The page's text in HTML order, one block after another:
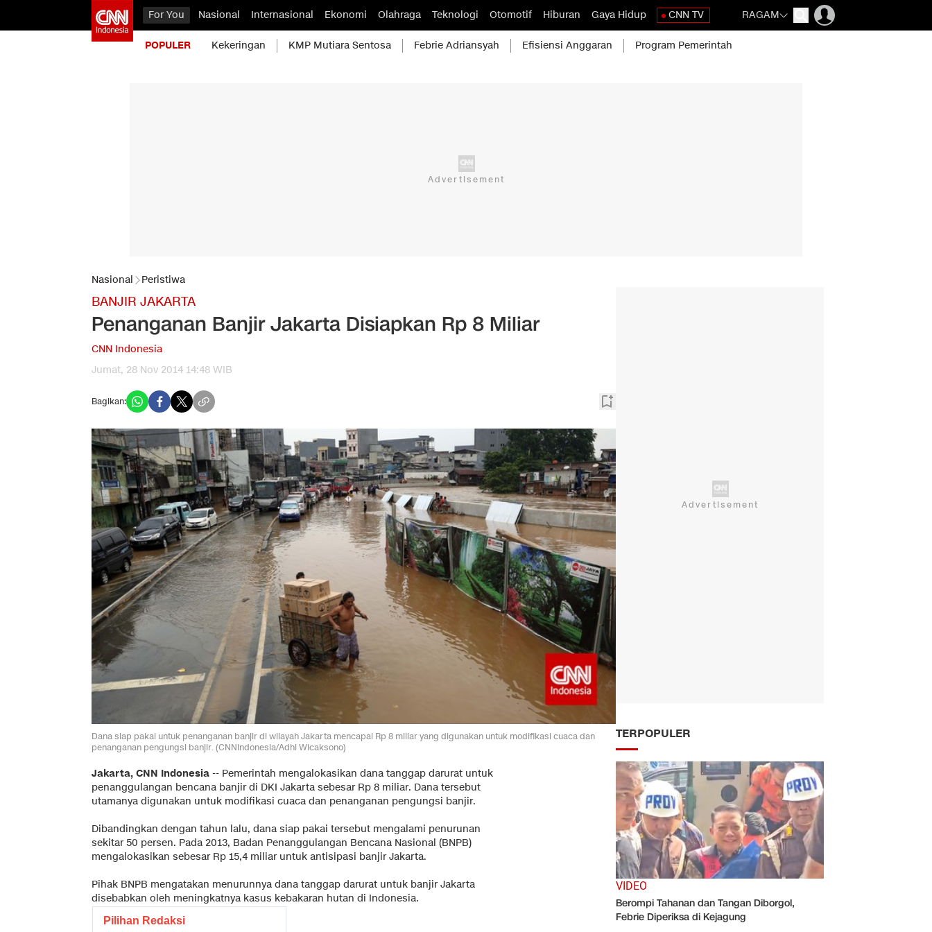
For You Nasional Internasional Ekonomi Olahraga Teknologi Otomotif Hiburan Gaya Hidup CNN TV RAGAM
POPULER Kekeringan KMP Mutiara Sentosa Febrie Adriansyah Efisiensi Anggaran Program Pemerintah
Nasional Peristiwa
BANJIR JAKARTA
Penanganan Banjir Jakarta Disiapkan Rp 8 Miliar
CNN Indonesia
Jumat, 28 Nov 2014 14:48 WIB
Bagikan:
Dana siap pakai untuk penanganan banjir di wilayah Jakarta mencapai Rp 8 miliar yang digunakan untuk modifikasi cuaca dan
penanganan pengungsi banjir. (CNNIndonesia/Adhi Wicaksono)
Jakarta, CNN Indonesia -- Pemerintah mengalokasikan dana tanggap darurat untuk
penanggulangan bencana banjir di DKI Jakarta sebesar Rp 8 miliar. Dana tersebut
utamanya digunakan untuk modifikasi cuaca dan penanganan pengungsi banjir.
Dibandingkan dengan tahun lalu, dana siap pakai tersebut mengalami penurunan
sekitar 50 persen. Pada 2013, Badan Penanggulangan Bencana Nasional (BNPB)
mengalokasikan sebesar Rp 15,4 miliar untuk antisipasi banjir Jakarta.
Pihak BNPB mengatakan menurunnya dana tanggap darurat untuk banjir Jakarta
disebabkan oleh meningkatnya kasus kebakaran hutan di Indonesia.
Pilihan Redaksi
TERPOPULER
VIDEO
Berompi Tahanan dan Tangan Diborgol,
Febrie Diperiksa di Kejagung